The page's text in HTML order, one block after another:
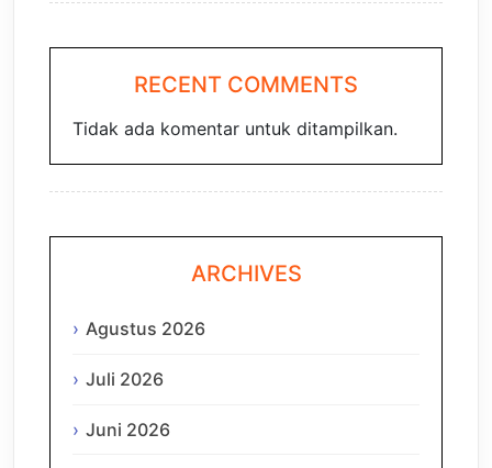
RECENT COMMENTS
Tidak ada komentar untuk ditampilkan.
ARCHIVES
Agustus 2026
Juli 2026
Juni 2026